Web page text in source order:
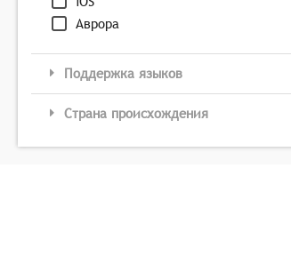
Аврора
Поддержка языков
Страна происхождения